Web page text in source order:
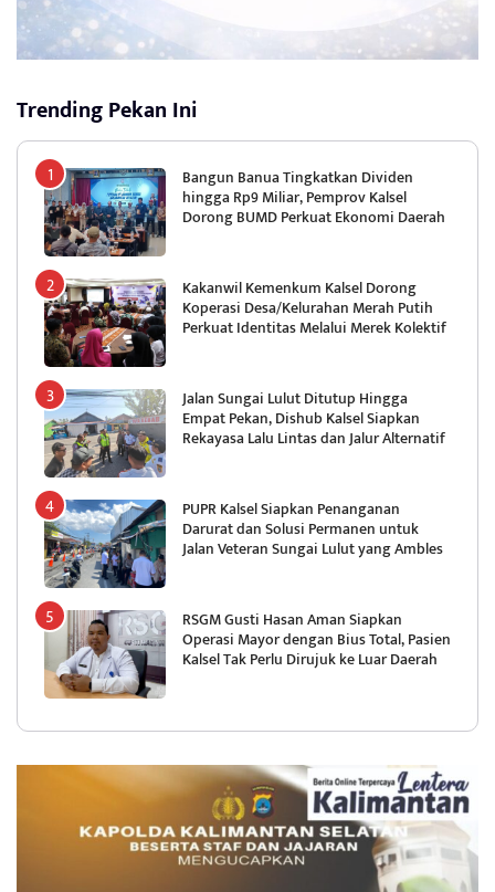
Trending Pekan Ini
Bangun Banua Tingkatkan Dividen
hingga Rp9 Miliar, Pemprov Kalsel
Dorong BUMD Perkuat Ekonomi Daerah
Kakanwil Kemenkum Kalsel Dorong
Koperasi Desa/Kelurahan Merah Putih
Perkuat Identitas Melalui Merek Kolektif
Jalan Sungai Lulut Ditutup Hingga
Empat Pekan, Dishub Kalsel Siapkan
Rekayasa Lalu Lintas dan Jalur Alternatif
PUPR Kalsel Siapkan Penanganan
Darurat dan Solusi Permanen untuk
Jalan Veteran Sungai Lulut yang Ambles
RSGM Gusti Hasan Aman Siapkan
Operasi Mayor dengan Bius Total, Pasien
Kalsel Tak Perlu Dirujuk ke Luar Daerah